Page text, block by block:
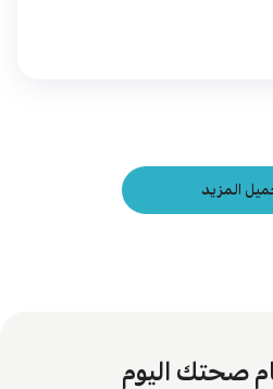
المزيد
صحتك اليوم